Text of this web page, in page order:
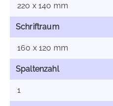
220 x 140 mm
Schriftraum
160 x 120 mm
Spaltenzahl
1